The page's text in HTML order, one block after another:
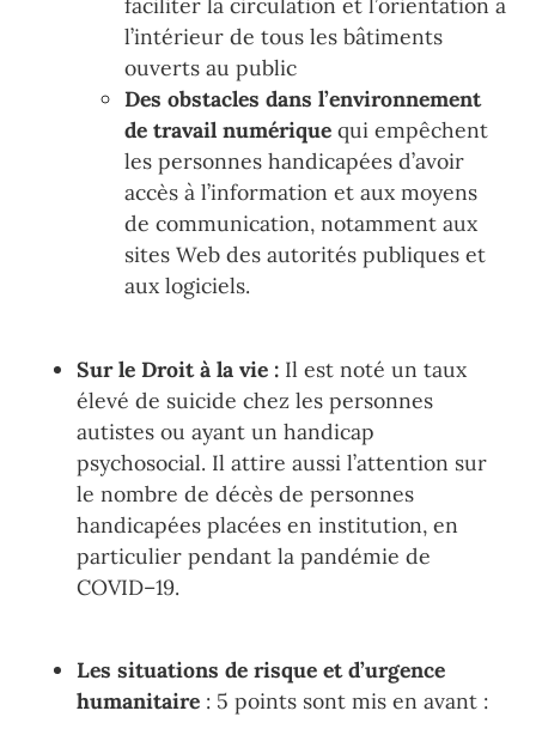
faciliter la circulation et l’orientation à
l’intérieur de tous les bâtiments
ouverts au public
Des obstacles dans l’environnement
de travail numérique qui empêchent
les personnes handicapées d’avoir
accès à l’information et aux moyens
de communication, notamment aux
sites Web des autorités publiques et
aux logiciels.
Sur le Droit à la vie : Il est noté un taux
élevé de suicide chez les personnes
autistes ou ayant un handicap
psychosocial. Il attire aussi l’attention sur
le nombre de décès de personnes
handicapées placées en institution, en
particulier pendant la pandémie de
COVID–19.
Les situations de risque et d’urgence
humanitaire : 5 points sont mis en avant :